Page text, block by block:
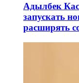
Адылбек
запускать
расширять